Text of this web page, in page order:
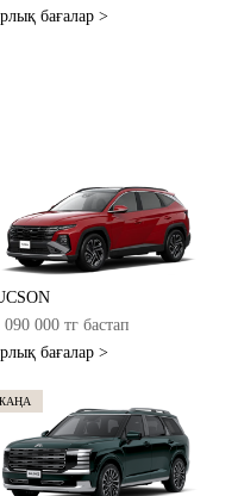
бағалар >
090 000 тг бастап
бағалар >